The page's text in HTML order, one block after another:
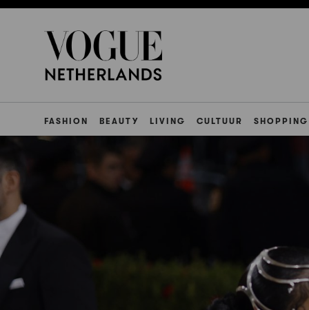
FASHION BEAUTY LIVING CULTUUR SHOPPING